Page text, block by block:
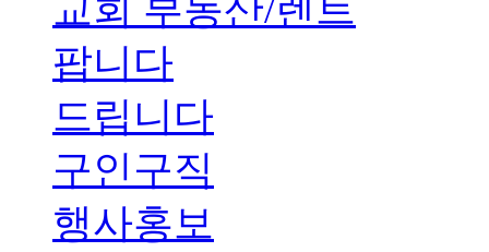
교회 부동산/렌트
팝니다
드립니다
구인구직
행사홍보